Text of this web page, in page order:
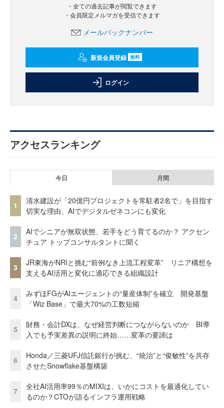
・全ての過去記事が閲覧できます
・会員限定メルマガを受信できます
メールバックナンバー
新規会員登録 無料
ログイン
アクセスランキング
今日 月間
1
清水建設が「20億円プロジェクトを常駐者2名で」を目指す
切実な理由、AIでデジタルゼネコンにも変化
2
AIでシニアが無双状態、若手をどう育てるのか？ アクセン
チュア トップコンサルタントに聞く
3
JR東海がNRIと挑む“前例なき上流工程変革” リニア構想を
支えるAI活用と変化に適応できる組織設計
4
みずほFGがAIエージェントの“量産体制”を確立 開発基盤
「Wiz Base」で最大70%の工数短縮
5
財務・会計DXは、なぜ経営判断につながらないのか BI導
入でも予実差異の説明に終始……変革の要諦は
6
Honda／三菱UFJ信託銀行が挑む、“統治”と“俊敏性”を共存
させたSnowflake基盤構築
7
全社AI活用率99％のMIXIは、いかにコストを最適化してい
るのか？CTOが語るインフラ運用戦略